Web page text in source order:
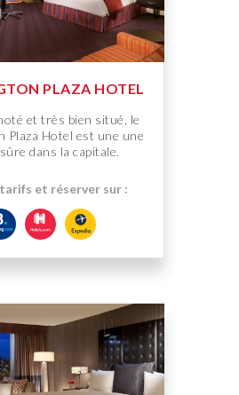
PLAZA HOTEL
et très bien situé, le
Plaza Hotel est une une
dans la capitale.
et réserver sur :